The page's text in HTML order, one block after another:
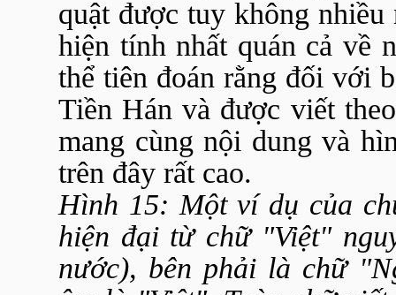
quật được tuy không nhiều
hiện tính nhất quán cả về
thể tiên đoán rằng đối với
Tiền Hán và được viết
mang cùng nội dung và
trên đây rất cao.
Hình 15: Một ví dụ của
hiện đại từ chữ "Việt"
nước), bên phải là chữ